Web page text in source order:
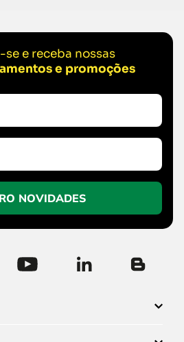
e receba nossas
e promoções
NOVIDADES